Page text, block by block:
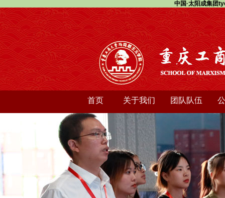
中国·太阳成集团
首页 关于我们 团队队伍